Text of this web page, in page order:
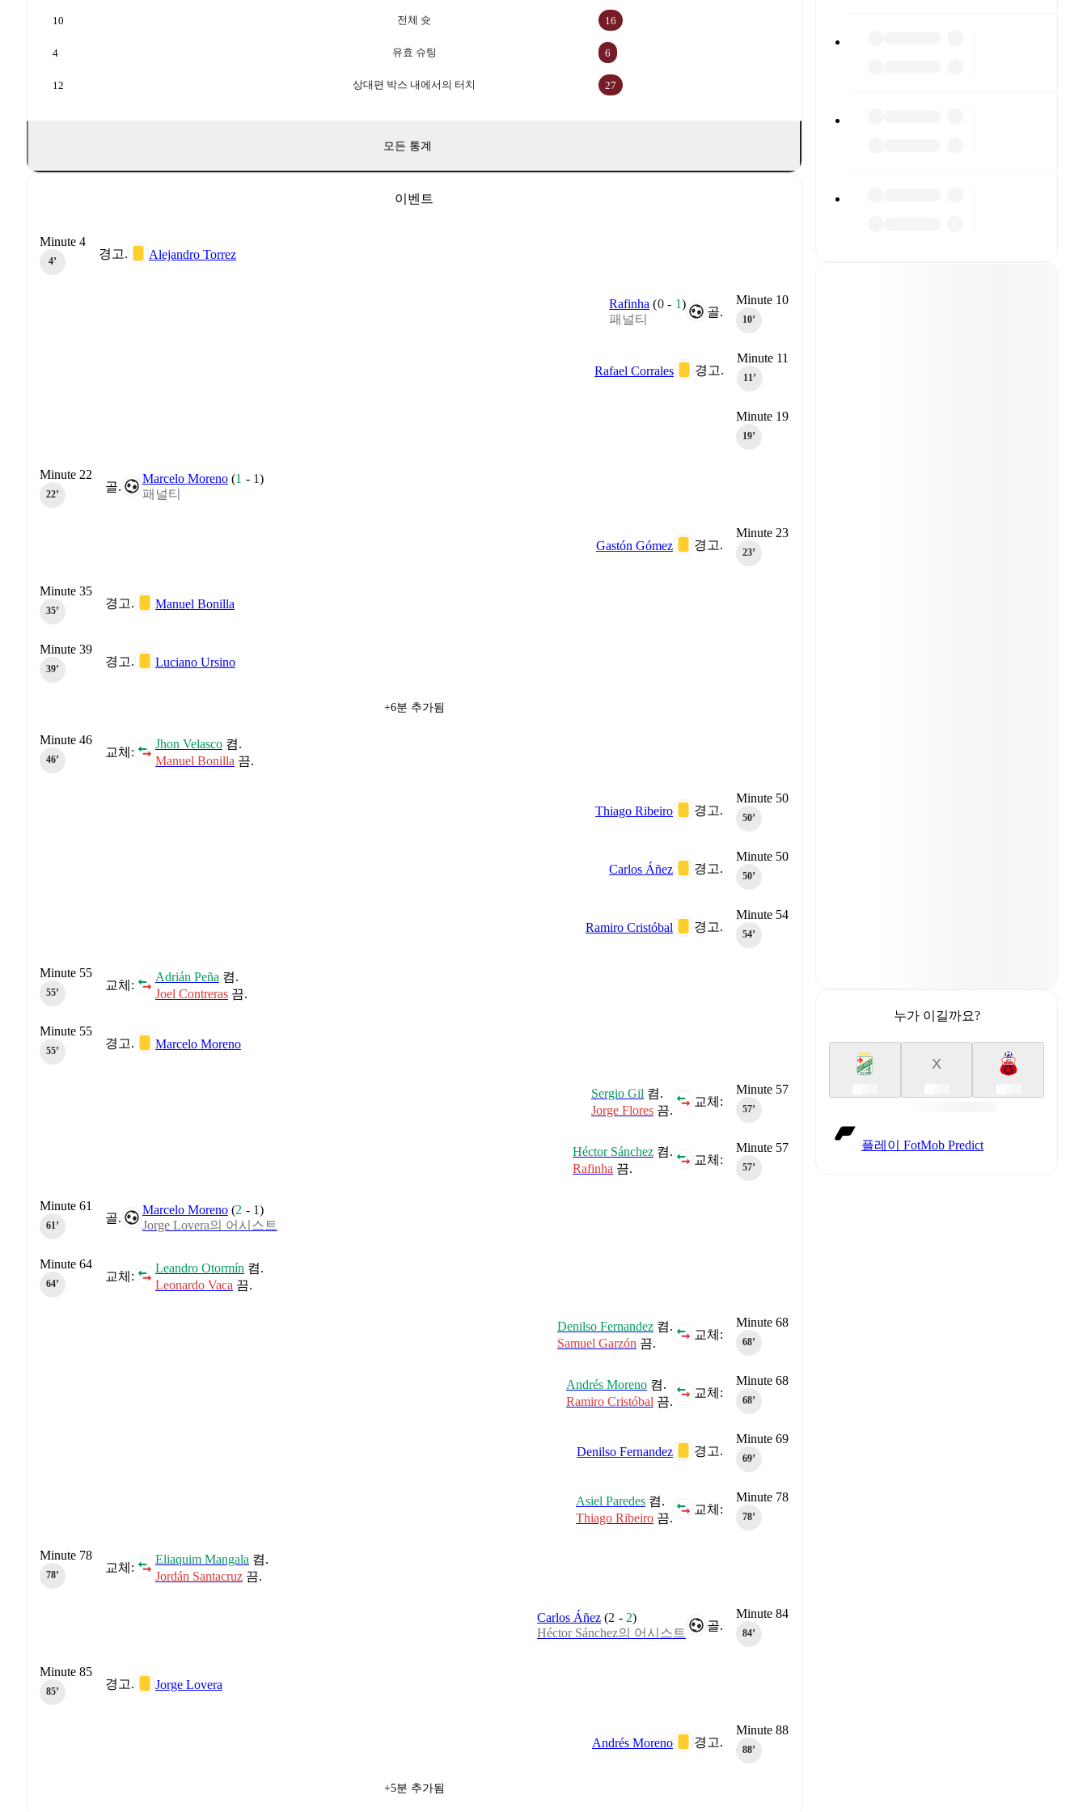
전체 슛
10 16
유효 슈팅
4 6
상대편 박스 내에서의 터치
12 27
모든 통계
이벤트
경고. Alejandro Torrez
Minute 4
4‎’‎
Minute 10
10‎’‎
골.
Rafinha (0- 1)
패널티
Minute 11
11‎’‎
경고.
Rafael Corrales
Minute 19
19‎’‎
골.
Marcelo Moreno (1 - 1)
패널티
Minute 22
22‎’‎
Minute 23
23‎’‎
경고.
Gastón Gómez
경고. Manuel Bonilla
Minute 35
35‎’‎
경고. Luciano Ursino
Minute 39
39‎’‎
+6분 추가됨
교체:
Jhon Velasco 켬.
Manuel Bonilla 끔.
Minute 46
46‎’‎
Minute 50
50‎’‎
경고.
Thiago Ribeiro
Minute 50
50‎’‎
경고.
Carlos Áñez
Minute 54
54‎’‎
경고.
Ramiro Cristóbal
교체:
Adrián Peña 켬.
Joel Contreras 끔.
Minute 55
55‎’‎
경고. Marcelo Moreno
Minute 55
55‎’‎
Minute 57
57‎’‎
교체:
Sergio Gil 켬.
Jorge Flores 끔.
Minute 57
57‎’‎
교체:
Héctor Sánchez 켬.
Rafinha 끔.
골.
Marcelo Moreno (2 - 1)
Jorge Lovera의 어시스트
Minute 61
61‎’‎
교체:
Leandro Otormín 켬.
Leonardo Vaca 끔.
Minute 64
64‎’‎
Minute 68
68‎’‎
교체:
Denilso Fernandez 켬.
Samuel Garzón 끔.
Minute 68
68‎’‎
교체:
Andrés Moreno 켬.
Ramiro Cristóbal 끔.
Minute 69
69‎’‎
경고.
Denilso Fernandez
Minute 78
78‎’‎
교체:
Asiel Paredes 켬.
Thiago Ribeiro 끔.
교체:
Eliaquim Mangala 켬.
Jordán Santacruz 끔.
Minute 78
78‎’‎
Minute 84
84‎’‎
골.
Carlos Áñez (2 - 2)
Héctor Sánchez의 어시스트
경고. Jorge Lovera
Minute 85
85‎’‎
Minute 88
88‎’‎
경고.
Andrés Moreno
+5분 추가됨
누가 이길까요?
X
플레이 FotMob Predict